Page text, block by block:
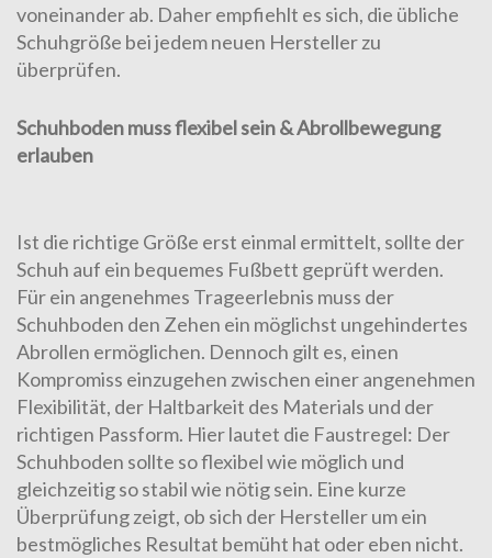
voneinander ab. Daher empfiehlt es sich, die übliche
Schuhgröße bei jedem neuen Hersteller zu
überprüfen.
Schuhboden muss flexibel sein & Abrollbewegung
erlauben
Ist die richtige Größe erst einmal ermittelt, sollte der
Schuh auf ein bequemes Fußbett geprüft werden.
Für ein angenehmes Trageerlebnis muss der
Schuhboden den Zehen ein möglichst ungehindertes
Abrollen ermöglichen. Dennoch gilt es, einen
Kompromiss einzugehen zwischen einer angenehmen
Flexibilität, der Haltbarkeit des Materials und der
richtigen Passform. Hier lautet die Faustregel: Der
Schuhboden sollte so flexibel wie möglich und
gleichzeitig so stabil wie nötig sein. Eine kurze
Überprüfung zeigt, ob sich der Hersteller um ein
bestmögliches Resultat bemüht hat oder eben nicht.